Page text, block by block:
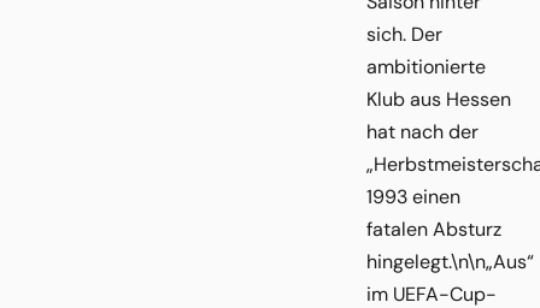
sich. Der
ambitionierte
Klub aus Hessen
hat nach der
1993 einen
fatalen Absturz
hingelegt.\n\n„Aus“
im UEFA-Cup-